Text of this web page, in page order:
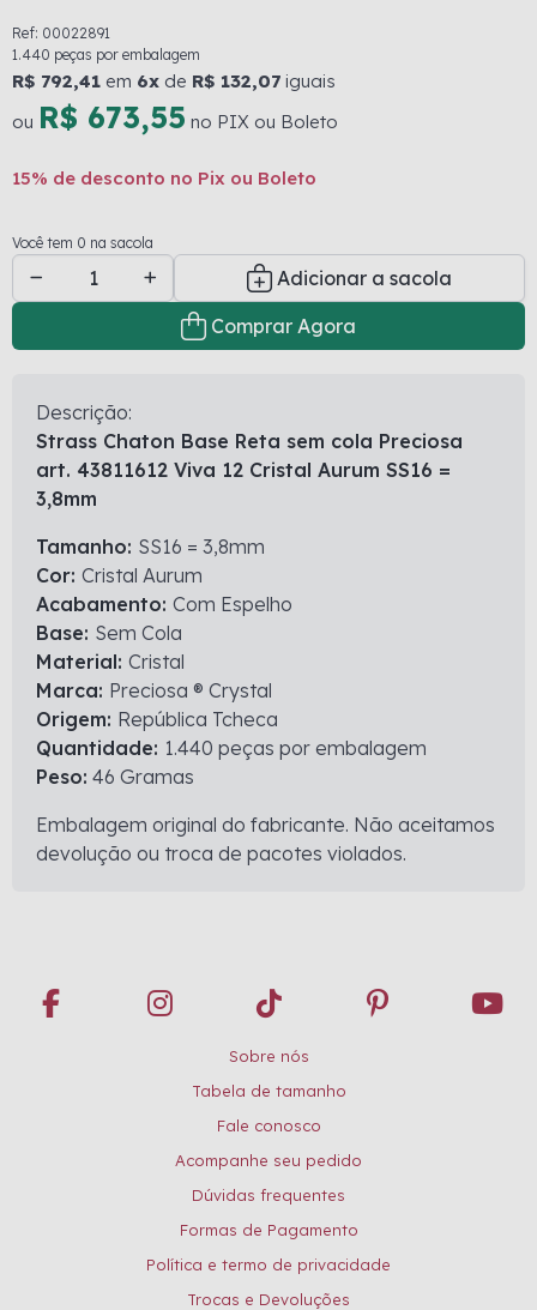
Ref: 00022891
1.440 peças por embalagem
R$ 792,41 em 6x de R$ 132,07 iguais
ou R$ 673,55 no PIX ou Boleto
15% de desconto no Pix ou Boleto
Você tem 0 na sacola
Adicionar a sacola
Comprar Agora
Descrição:
Strass Chaton Base Reta sem cola Preciosa
art. 43811612 Viva 12 Cristal Aurum SS16 =
3,8mm
Tamanho: SS16 = 3,8mm
Cor: Cristal Aurum
Acabamento: Com Espelho
Base: Sem Cola
Material: Cristal
Marca: Preciosa ® Crystal
Origem: República Tcheca
Quantidade: 1.440 peças por embalagem
Peso: 46 Gramas
Embalagem original do fabricante. Não aceitamos
devolução ou troca de pacotes violados.
Sobre nós
Tabela de tamanho
Fale conosco
Acompanhe seu pedido
Dúvidas frequentes
Formas de Pagamento
Política e termo de privacidade
Trocas e Devoluções